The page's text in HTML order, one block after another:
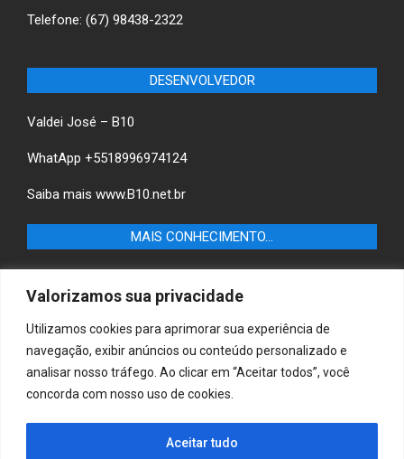
Valorizamos sua privacidade
Utilizamos cookies para aprimorar sua experiência de
navegação, exibir anúncios ou conteúdo personalizado e
analisar nosso tráfego. Ao clicar em “Aceitar todos”, você
concorda com nosso uso de cookies.
Aceitar tudo
Telefone: (67) 98438-2322
DESENVOLVEDOR
Valdei José – B10
WhatApp +5518996974124
Saiba mais www.B10.net.br
MAIS CONHECIMENTO…
Castilho-SP e descubra as melhores empresas e serviços
locais.
B10 Brasil – Informação e Poder
MAIS CONHECIMENTO…
Casa & Jardim – Descubra as melhores dicas e